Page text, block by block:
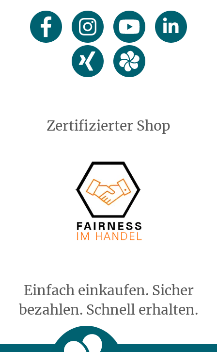
Zertifizierter Shop
Einfach einkaufen. Sicher
bezahlen. Schnell erhalten.